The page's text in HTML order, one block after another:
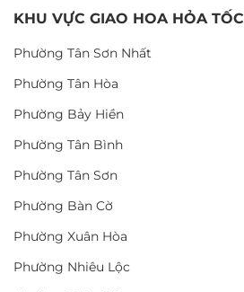
KHU VỰC GIAO HOA HỎA TỐC
Phường Tân Sơn Nhất
Phường Tân Hòa
Phường Bảy Hiền
Phường Tân Bình
Phường Tân Sơn
Phường Bàn Cờ
Phường Xuân Hòa
Phường Nhiêu Lộc